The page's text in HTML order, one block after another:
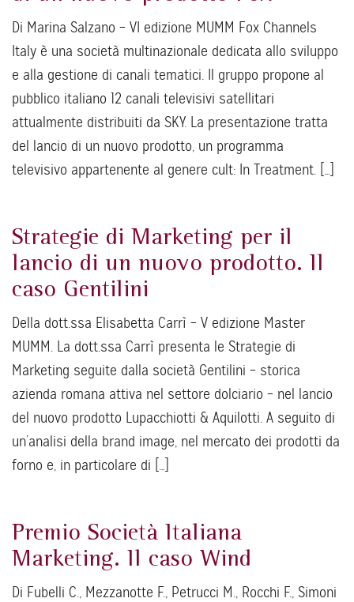
Di Marina Salzano – VI edizione MUMM Fox Channels
Italy è una società multinazionale dedicata allo sviluppo
e alla gestione di canali tematici. Il gruppo propone al
pubblico italiano 12 canali televisivi satellitari
attualmente distribuiti da SKY. La presentazione tratta
del lancio di un nuovo prodotto, un programma
televisivo appartenente al genere cult: In Treatment. […]
Strategie di Marketing per il
lancio di un nuovo prodotto. Il
caso Gentilini
Della dott.ssa Elisabetta Carrì – V edizione Master
MUMM. La dott.ssa Carrì presenta le Strategie di
Marketing seguite dalla società Gentilini – storica
azienda romana attiva nel settore dolciario – nel lancio
del nuovo prodotto Lupacchiotti & Aquilotti. A seguito di
un’analisi della brand image, nel mercato dei prodotti da
forno e, in particolare di […]
Premio Società Italiana
Marketing. Il caso Wind
Di Fubelli C., Mezzanotte F., Petrucci M., Rocchi F., Simoni